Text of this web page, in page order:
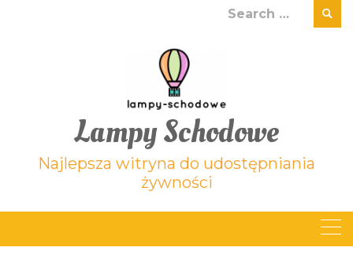
Search
Lampy Schodowe
Najlepsza witryna do udostępniania
żywności